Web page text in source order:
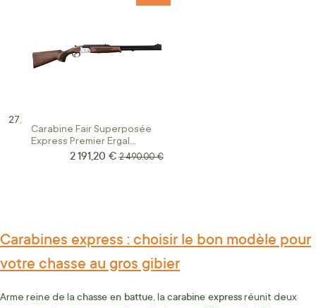
Carabine Fair Superposée
Express Premier Ergal
Calibre 8 X57JRS
Prix Spécial
2 191,20 € Prix normal
2 490,00 €
Carabines express : choisir le bon modèle pour
votre chasse au gros gibier
Arme reine de la chasse en battue , la carabine expressréunit deux